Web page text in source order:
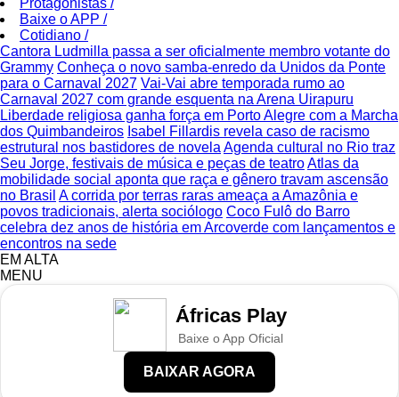
Protagonistas /
Baixe o APP /
Cotidiano /
Cantora Ludmilla passa a ser oficialmente membro votante do
Grammy Conheça o novo samba-enredo da Unidos da Ponte
para o Carnaval 2027 Vai-Vai abre temporada rumo ao
Carnaval 2027 com grande esquenta na Arena Uirapuru
Liberdade religiosa ganha força em Porto Alegre com a Marcha
dos Quimbandeiros Isabel Fillardis revela caso de racismo
estrutural nos bastidores de novela Agenda cultural no Rio traz
Seu Jorge, festivais de música e peças de teatroAtlas da
mobilidade social aponta que raça e gênero travam ascensão
no Brasil A corrida por terras raras ameaça a Amazônia e
povos tradicionais, alerta sociólogo Coco Fulô do Barro
celebra dez anos de história em Arcoverde com lançamentos e
encontros na sede
EM ALTA
MENU
Áfricas Play
Baixe o App Oficial
BAIXAR AGORA